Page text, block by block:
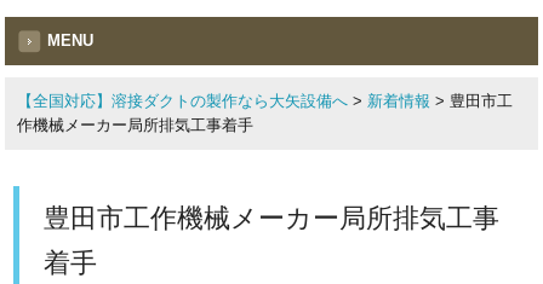
MENU
【全国対応】溶接ダクトの製作なら大矢設備へ > 新着情報 > 豊田市工
作機械メーカー局所排気工事着手
豊田市工作機械メーカー局所排気工事
着手